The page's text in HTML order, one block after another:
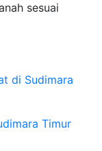
sesuai
di Sudimara
Timur